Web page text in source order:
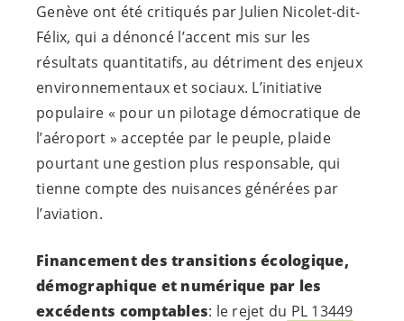
Genève ont été critiqués par Julien Nicolet-dit-
Félix, qui a dénoncé l’accent mis sur les
résultats quantitatifs, au détriment des enjeux
environnementaux et sociaux. L’initiative
populaire « pour un pilotage démocratique de
l’aéroport » acceptée par le peuple, plaide
pourtant une gestion plus responsable, qui
tienne compte des nuisances générées par
l’aviation.
Financement des transitions écologique,
démographique et numérique par les
excédents comptables: le rejet du PL 13449